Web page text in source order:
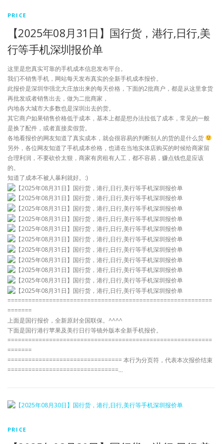
PRICE
【2025年08月31日】国行货，港行,日行,美
行等手机深圳报价单
这里是您真实可靠的手机成本信息发布平台。
我们不销售手机，网站每天发布真实的全新手机成本报价。
此报价是深圳华强北大庄放出来的每天价格，下面的2批商户，都是从这里拿货
再批发或者销售出去，做为二批商家，
内地各大城市大多数也是深圳出去的货。
其它商户如果销售价格低于成本，基本上都是想办法拉低了成本，常见的一般
是换了配件，或者直接卖假货。
各地看报价的网友知道了真实成本，就会很容易的判断别人的货的是什么货
另外，各位网友知道了手机成本价格，也请在当地实体店购买的时候给商家留
合理利润，不要砍价太狠，商家有房租有人工，都不容易，赚点钱也是应该
的。
知道了成本不被人暴利就好。:)
===========================================================
=======
上面是国行报价，全新原封全国联保。^^^^
下面是国行港行苹果及美行日行等镜外版本全新手机报价。
===========================================================
=======
================================= 本行为分页符，代表本次报价结束
================================…
PRICE